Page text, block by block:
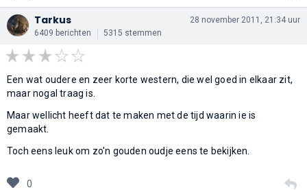
Tarkus
6409 berichten 5315 stemmen
28 november 2011, 21:34 uur
Een wat oudere en zeer korte western, die wel goed in elkaar zit,
maar nogal traag is.
Maar wellicht heeft dat te maken met de tijd waarin ie is
gemaakt.
Toch eens leuk om zo'n gouden oudje eens te bekijken.
0